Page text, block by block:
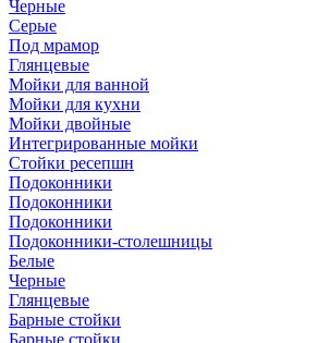
Черные
Серые
Под мрамор
Глянцевые
Мойки для ванной
Мойки для кухни
Мойки двойные
Интегрированные мойки
Стойки ресепшн
Подоконники
Подоконники
Подоконники
Подоконники-столешницы
Белые
Черные
Глянцевые
Барные стойки
Барные стойки